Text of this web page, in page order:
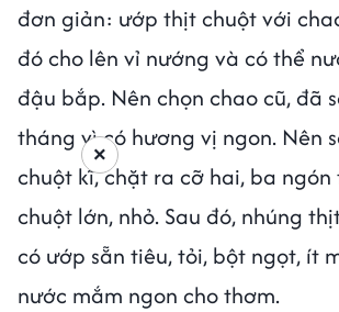
đơn giản: ướp thịt chuột với
đó cho lên vỉ nướng và có thể
đậu bắp. Nên chọn chao cũ, đã
tháng vì có hương vị ngon. Nên
chuột kĩ, chặt ra cỡ hai, ba
chuột lớn, nhỏ. Sau đó, nhúng
có ướp sẵn tiêu, tỏi, bột ngọt, ít
nước mắm ngon cho thơm.
×